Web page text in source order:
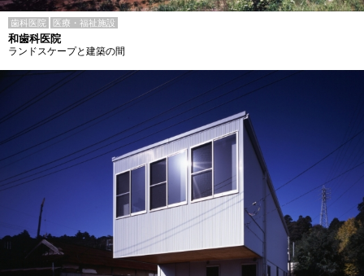
歯科医院 医療・福祉施設
和歯科医院
ランドスケープと建築の間